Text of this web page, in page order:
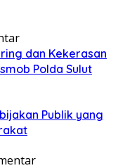
dan Kekerasan
Polda Sulut
Publik yang